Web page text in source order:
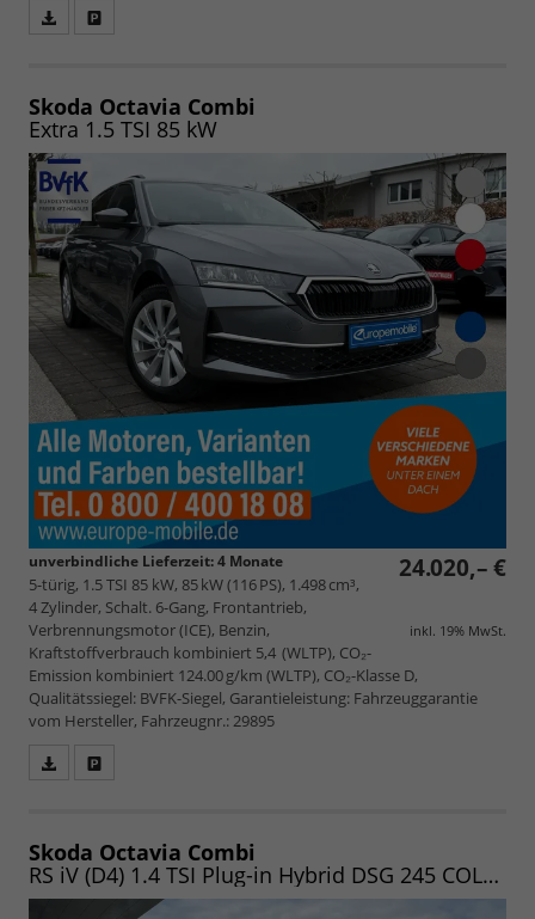
speichern/drucken
Skoda Octavia Combi
Extra 1.5 TSI 85 kW
24.020,– €
inkl. 19% MwSt.
unverbindliche Lieferzeit:4 Monate
5-türig, 1.5 TSI 85 kW, 85 kW (116 PS), 1.498 cm³,
4 Zylinder, Schalt. 6-Gang, Frontantrieb,
Verbrennungsmotor (ICE), Benzin,
Kraftstoffverbrauch kombiniert 5,4 (WLTP), CO₂-
Emission kombiniert 124.00 g/km (WLTP), CO₂-Klasse D,
Qualitätssiegel: BVFK-Siegel, Garantieleistung: Fahrzeuggarantie
vom Hersteller, Fahrzeugnr.: 29895
speichern/drucken
Skoda Octavia Combi
RS iV (D4) 1.4 TSI Plug-in Hybrid DSG 245 COLUMBUS, CANTON, MATRIX-LED, HEAD-UP, 5-J. GAR, UVM. (Vorlauf 23.08.2026)